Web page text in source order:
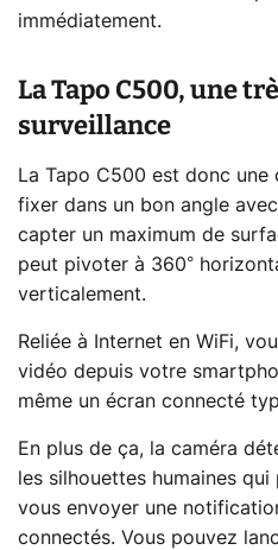
immédiatement.
La Tapo C500, une
surveillance
La Tapo C500 est donc une
fixer dans un bon angle
capter un maximum de
peut pivoter à 360°
verticalement.
Reliée à Internet en WiFi,
vidéo depuis votre
même un écran connecté
En plus de ça, la caméra
les silhouettes humaines
vous envoyer une
connectés. Vous pouvez